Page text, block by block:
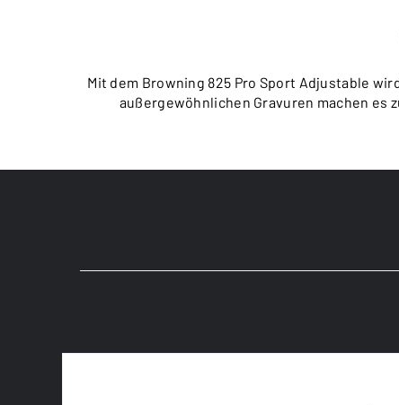
Mit dem Browning 825 Pro Sport Adjustable
außergewöhnlichen Gravuren machen es